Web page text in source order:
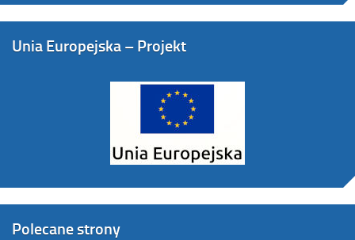
Unia Europejska – Projekt
Polecane strony